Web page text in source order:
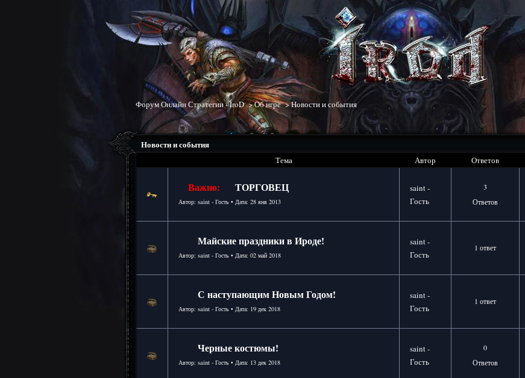
Форум Онлайн Стратегии - IroD >Об игре >Новости и события
1 2 3 > »
Новости и события
Тема Автор Ответов
Важно: ТОРГОВЕЦ
Автор: saint - Гость • Дата: 28 янв 2013
saint -
Гость
3
Ответов
Майские праздники в Ироде!
Автор: saint - Гость • Дата: 02 май 2018
saint -
Гость
1 ответ
С наступающим Новым Годом!
Автор: saint - Гость • Дата: 19 дек 2018
saint -
Гость
1 ответ
Черные костюмы!
Автор: saint - Гость • Дата: 13 дек 2018
saint -
Гость
0
Ответов